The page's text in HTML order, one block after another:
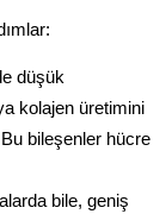
düşük
kolajen üretimini
bileşenler hücre
bile, geniş